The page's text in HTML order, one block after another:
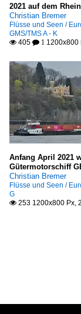
2021 auf dem
Christian Bremer
Flüsse und Seen /
GMS/TMS A - K
 405  1 1200x800
Anfang April 2021
Gütermotorschiff
Christian Bremer
Flüsse und Seen /
G
 253 1200x800 Px,